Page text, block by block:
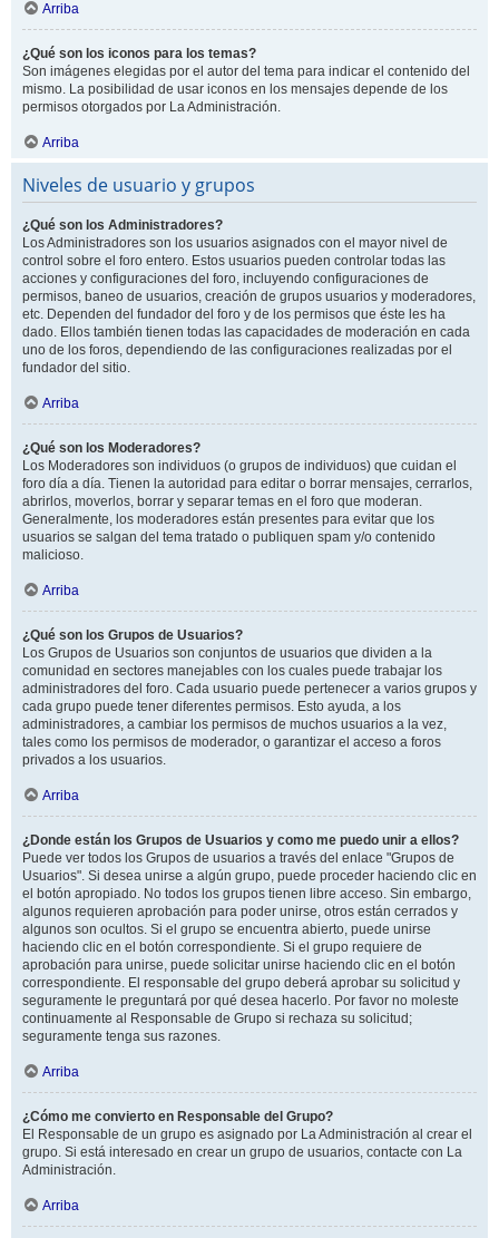
Arriba
¿Qué son los iconos para los temas?
Son imágenes elegidas por el autor del tema para indicar el contenido del
mismo. La posibilidad de usar iconos en los mensajes depende de los
permisos otorgados por La Administración.
Arriba
Niveles de usuario y grupos
¿Qué son los Administradores?
Los Administradores son los usuarios asignados con el mayor nivel de
control sobre el foro entero. Estos usuarios pueden controlar todas las
acciones y configuraciones del foro, incluyendo configuraciones de
permisos, baneo de usuarios, creación de grupos usuarios y moderadores,
etc. Dependen del fundador del foro y de los permisos que éste les ha
dado. Ellos también tienen todas las capacidades de moderación en cada
uno de los foros, dependiendo de las configuraciones realizadas por el
fundador del sitio.
Arriba
¿Qué son los Moderadores?
Los Moderadores son individuos (o grupos de individuos) que cuidan el
foro día a día. Tienen la autoridad para editar o borrar mensajes, cerrarlos,
abrirlos, moverlos, borrar y separar temas en el foro que moderan.
Generalmente, los moderadores están presentes para evitar que los
usuarios se salgan del tema tratado o publiquen spam y/o contenido
malicioso.
Arriba
¿Qué son los Grupos de Usuarios?
Los Grupos de Usuarios son conjuntos de usuarios que dividen a la
comunidad en sectores manejables con los cuales puede trabajar los
administradores del foro. Cada usuario puede pertenecer a varios grupos y
cada grupo puede tener diferentes permisos. Esto ayuda, a los
administradores, a cambiar los permisos de muchos usuarios a la vez,
tales como los permisos de moderador, o garantizar el acceso a foros
privados a los usuarios.
Arriba
¿Donde están los Grupos de Usuarios y como me puedo unir a ellos?
Puede ver todos los Grupos de usuarios a través del enlace "Grupos de
Usuarios". Si desea unirse a algún grupo, puede proceder haciendo clic en
el botón apropiado. No todos los grupos tienen libre acceso. Sin embargo,
algunos requieren aprobación para poder unirse, otros están cerrados y
algunos son ocultos. Si el grupo se encuentra abierto, puede unirse
haciendo clic en el botón correspondiente. Si el grupo requiere de
aprobación para unirse, puede solicitar unirse haciendo clic en el botón
correspondiente. El responsable del grupo deberá aprobar su solicitud y
seguramente le preguntará por qué desea hacerlo. Por favor no moleste
continuamente al Responsable de Grupo si rechaza su solicitud;
seguramente tenga sus razones.
Arriba
¿Cómo me convierto en Responsable del Grupo?
El Responsable de un grupo es asignado por La Administración al crear el
grupo. Si está interesado en crear un grupo de usuarios, contacte con La
Administración.
Arriba